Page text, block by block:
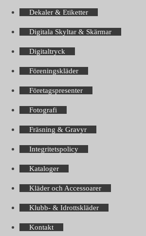
Dekaler & Etiketter
Digitala Skyltar & Skärmar
Digitaltryck
Föreningskläder
Företagspresenter
Fotografi
Fräsning & Gravyr
Integritetspolicy
Kataloger
Kläder och Accessoarer
Klubb- & Idrottskläder
Kontakt